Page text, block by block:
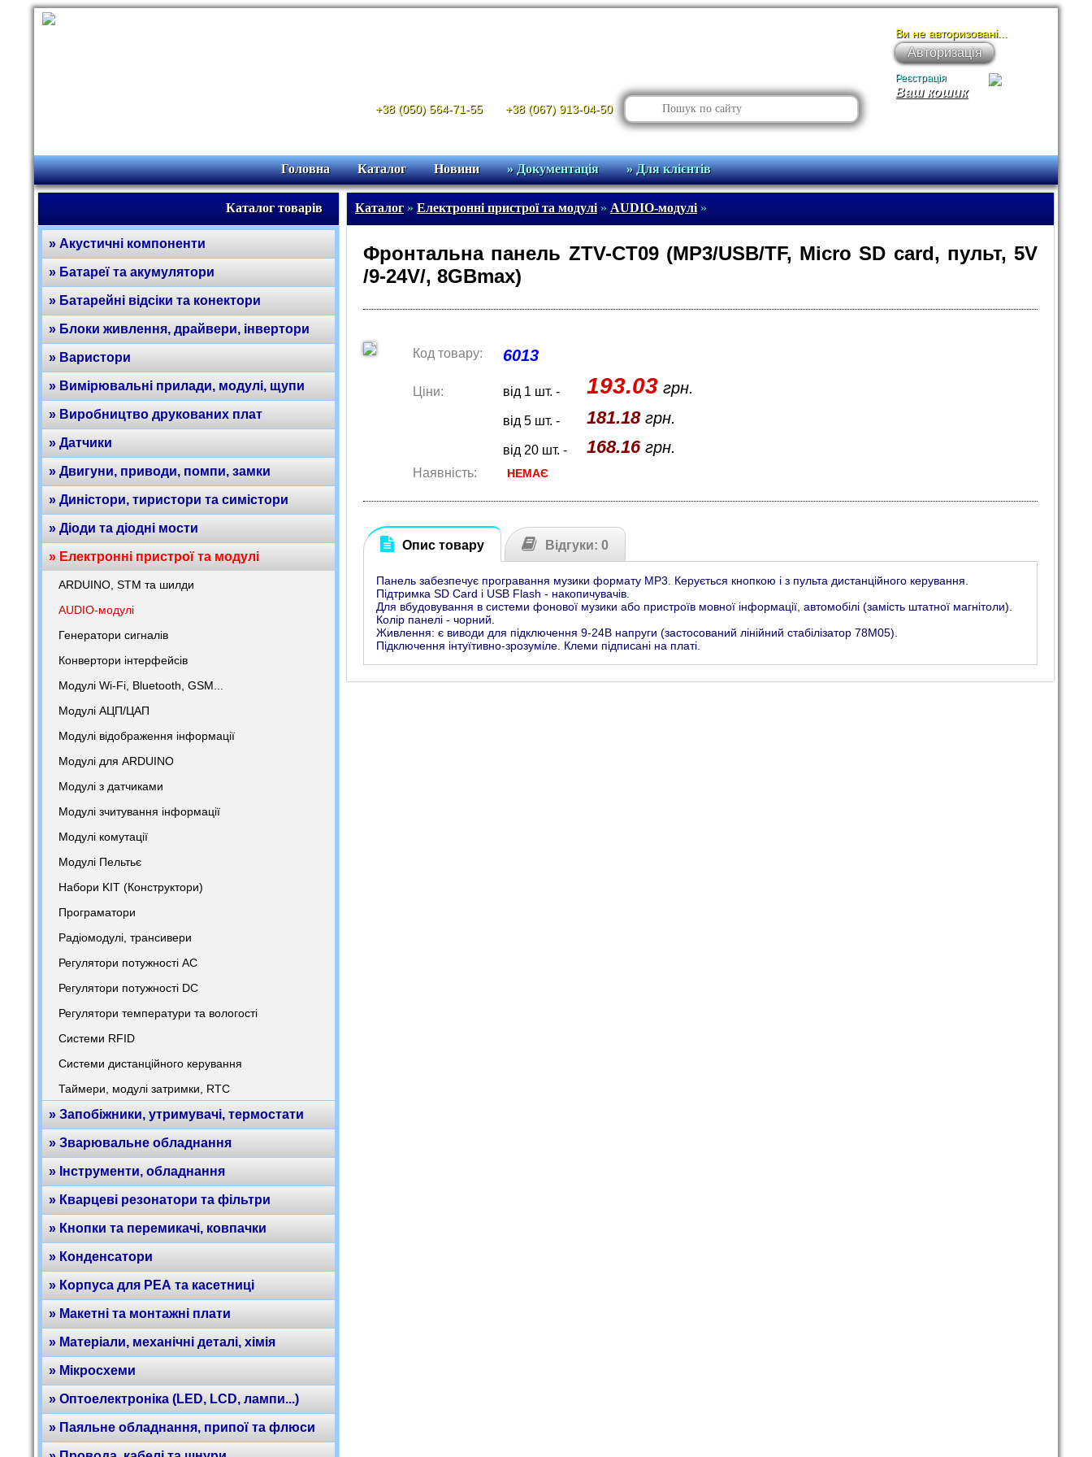
+38 (050) 564-71-55 +38 (067) 913-04-50
Ваш кошик
Ви не авторизовані...
Авторизація
Реєстрація
Головна Каталог Новини » Документація » Для клієнтів
Каталог товарів
» Акустичні компоненти
» Батареї та акумулятори
» Батарейні відсіки та конектори
» Блоки живлення, драйвери, інвертори
» Варистори
» Вимірювальні прилади, модулі, щупи
» Виробництво друкованих плат
» Датчики
» Двигуни, приводи, помпи, замки
» Диністори, тиристори та симістори
» Діоди та діодні мости
» Електронні пристрої та модулі
ARDUINO, STM та шилди
AUDIO-модулі
Генератори сигналів
Конвертори інтерфейсів
Модулі Wi-Fi, Bluetooth, GSM...
Модулі АЦП/ЦАП
Модулі відображення інформації
Модулі для ARDUINO
Модулі з датчиками
Модулі зчитування інформації
Модулі комутації
Модулі Пельтьє
Набори KIT (Конструктори)
Програматори
Радіомодулі, трансивери
Регулятори потужності AC
Регулятори потужності DC
Регулятори температури та вологості
Системи RFID
Системи дистанційного керування
Таймери, модулі затримки, RTC
» Запобіжники, утримувачі, термостати
» Зварювальне обладнання
» Інструменти, обладнання
» Кварцеві резонатори та фільтри
» Кнопки та перемикачі, ковпачки
» Конденсатори
» Корпуса для РЕА та касетниці
» Макетні та монтажні плати
» Матеріали, механічні деталі, хімія
» Мікросхеми
» Оптоелектроніка (LED, LCD, лампи...)
» Паяльне обладнання, припої та флюси
Каталог» Електронні пристрої та модулі» AUDIO-модулі»
Фронтальна панель ZTV-CT09 (MP3/USB/TF, Micro SD card, пульт, 5V
/9-24V/, 8GBmax)
Код товару: 6013
Ціни: від 1 шт. - 193.03 грн.
від 5 шт. - 181.18грн.
від 20 шт. - 168.16грн.
Наявність: НЕМАЄ
Опис товару Відгуки: 0
Панель забезпечує програвання музики формату МР3. Керується кнопкою і з пульта дистанційного керування.
Підтримка SD Card і USB Flash - накопичувачів.
Для вбудовування в системи фонової музики або пристроїв мовної інформації, автомобілі (замість штатної магнітоли).
Колір панелі - чорний.
Живлення: є виводи для підключення 9-24В напруги (застосований лінійний стабілізатор 78M05).
Підключення інтуїтивно-зрозуміле. Клеми підписані на платі.